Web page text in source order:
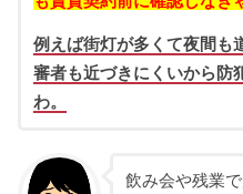
例えば街灯が多くて夜間も
審者も近づきにくいから防
わ。
飲み会や残業